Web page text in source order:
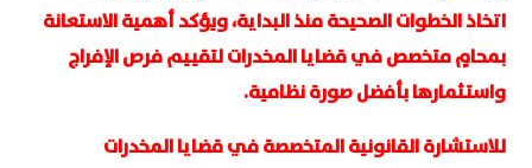
اتخاذ الخطوات الصحيحة منذ البداية، ويؤكد أهمية الاستعانة
بمحامٍ متخصص في قضايا المخدرات لتقييم فرص الإفراج
واستثمارها بأفضل صورة نظامية.
للاستشارة القانونية المتخصصة في قضايا المخدرات